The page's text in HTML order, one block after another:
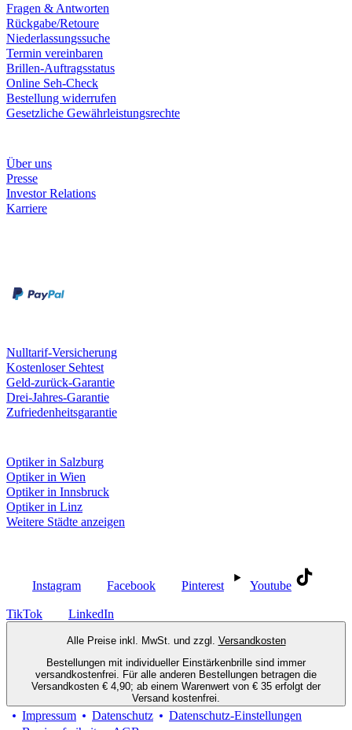
Fragen & Antworten
Rückgabe/Retoure
Niederlassungssuche
Termin vereinbaren
Brillen-Auftragsstatus
Online Seh-Check
Bestellung widerrufen
Gesetzliche Gewährleistungsrechte
Über uns
Presse
Investor Relations
Karriere
Nulltarif-Versicherung
Kostenloser Sehtest
Geld-zurück-Garantie
Drei-Jahres-Garantie
Zufriedenheitsgarantie
Optiker in Salzburg
Optiker in Wien
Optiker in Innsbruck
Optiker in Linz
Weitere Städte anzeigen
Instagram Facebook Pinterest Youtube
TikTok LinkedIn
Alle Preise inkl. MwSt. und zzgl. Versandkosten
Bestellungen mit individueller Einstärkenbrille sind immer
versandkostenfrei. Für alle anderen Bestellungen betragen die
Versandkosten € 4,90; ab einem Warenwert von € 35 erfolgt der
Versand kostenfrei.
Impressum Datenschutz
Datenschutz-Einstellungen